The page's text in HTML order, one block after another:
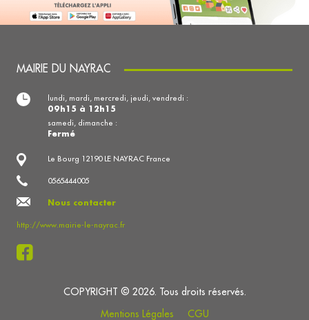
MAIRIE DU NAYRAC
Le Bourg 12190 LE NAYRAC France
0565444005
Nous contacter
http://www.mairie-le-nayrac.fr
lundi, mardi, mercredi, jeudi, vendredi :
09h15 à 12h15
samedi, dimanche :
Fermé
COPYRIGHT © 2026. Tous droits réservés.
Mentions Légales
CGU